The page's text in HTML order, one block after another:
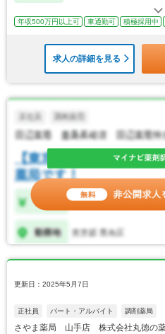
年収500万円以上可 車通勤可 積極採用中
求人の詳細を見る
更新日：2025年5月7日
正社員 パート・アルバイト 調剤薬局
さやま薬局 山手店 株式会社丸徳の